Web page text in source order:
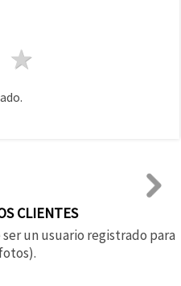
4 estrellas
CLIENTES
un usuario registrado para